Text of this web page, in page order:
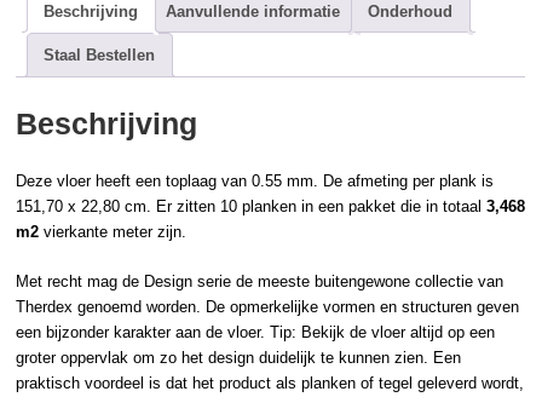
Beschrijving Aanvullende informatie Onderhoud
Staal Bestellen
Beschrijving
Deze vloer heeft een toplaag van 0.55 mm. De afmeting per plank is
151,70 x 22,80 cm. Er zitten 10 planken in een pakket die in totaal3,468
m2 vierkante meter zijn.
Met recht mag de Design serie de meeste buitengewone collectie van
Therdex genoemd worden. De opmerkelijke vormen en structuren geven
een bijzonder karakter aan de vloer. Tip: Bekijk de vloer altijd op een
groter oppervlak om zo het design duidelijk te kunnen zien. Een
praktisch voordeel is dat het product als planken of tegel geleverd wordt,